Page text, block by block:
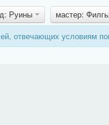
Руины
мастер:
отвечающих условиям